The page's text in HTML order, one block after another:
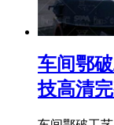
车间鄂
技高清